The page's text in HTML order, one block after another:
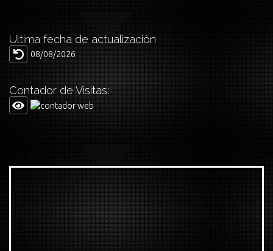
Última fecha de actualización
08/08/2026
Contador de Visitas: